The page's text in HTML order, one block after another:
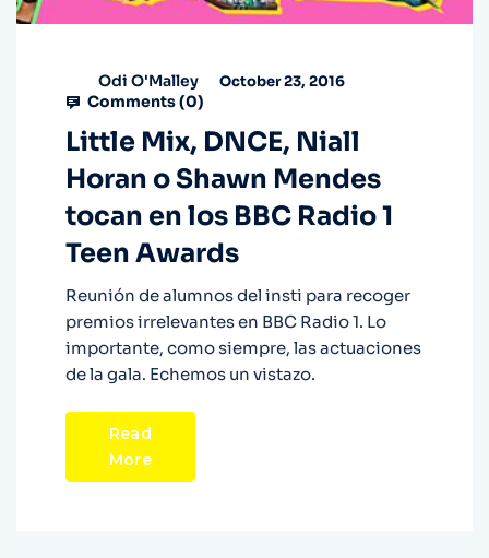
Odi O'Malley October 23, 2016
Comments (0)
Little Mix, DNCE, Niall
Horan o Shawn Mendes
tocan en los BBC Radio 1
Teen Awards
Reunión de alumnos del insti para recoger
premios irrelevantes en BBC Radio 1. Lo
importante, como siempre, las actuaciones
de la gala. Echemos un vistazo.
Read
More